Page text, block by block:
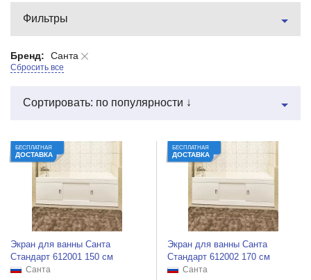
Фильтры
Бренд: Санта
Сбросить все
Сортировать: по популярности ↓
БЕСПЛАТНАЯ
ДОСТАВКА
Экран для ванны Санта
Стандарт 612001 150 см
Санта
БЕСПЛАТНАЯ
ДОСТАВКА
Экран для ванны Санта
Стандарт 612002 170 см
Санта